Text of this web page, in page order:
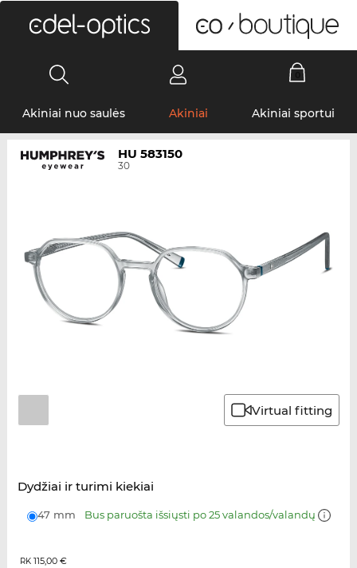
Akiniai nuo saulės Akiniai Akiniai sportui
HU 583150
30
Virtual fitting
Dydžiai ir turimi kiekiai
47 mm Bus paruošta išsiųsti po 25 valandos/valandų
RK 115,00 €